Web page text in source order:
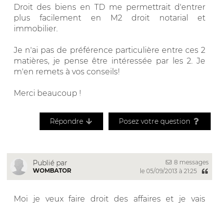
Droit des biens en TD me permettrait d'entrer
plus facilement en M2 droit notarial et
immobilier.
Je n'ai pas de préférence particulière entre ces 2
matières, je pense être intéressée par les 2. Je
m'en remets à vos conseils!
Merci beaucoup !
Répondre Posez votre question
Publié par
WOMBATOR
8 messages
le 05/09/2013 à 21:25
Moi je veux faire droit des affaires et je vais